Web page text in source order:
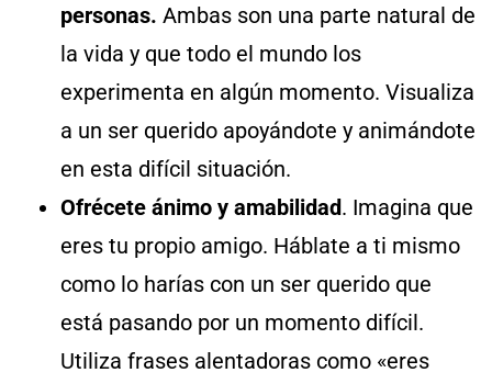
personas. Ambas son una parte natural de
la vida y que todo el mundo los
experimenta en algún momento. Visualiza
a un ser querido apoyándote y animándote
en esta difícil situación.
Ofrécete ánimo y amabilidad. Imagina que
eres tu propio amigo. Háblate a ti mismo
como lo harías con un ser querido que
está pasando por un momento difícil.
Utiliza frases alentadoras como «eres